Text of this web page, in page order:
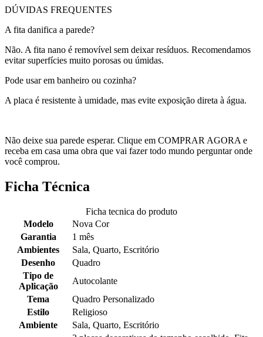
DÚVIDAS FREQUENTES
A fita danifica a parede?
Não. A fita nano é removível sem deixar resíduos. Recomendamos
evitar superfícies muito porosas ou úmidas.
Pode usar em banheiro ou cozinha?
A placa é resistente à umidade, mas evite exposição direta à água.
Não deixe sua parede esperar. Clique em COMPRAR AGORA e
receba em casa uma obra que vai fazer todo mundo perguntar onde
você comprou.
Ficha Técnica
Ficha tecnica do produto
Modelo
Nova Cor
Garantia
1 mês
Ambientes
Sala, Quarto, Escritório
Desenho
Quadro
Tipo de
Aplicação
Autocolante
Tema
Quadro Personalizado
Estilo
Religioso
Ambiente
Sala, Quarto, Escritório